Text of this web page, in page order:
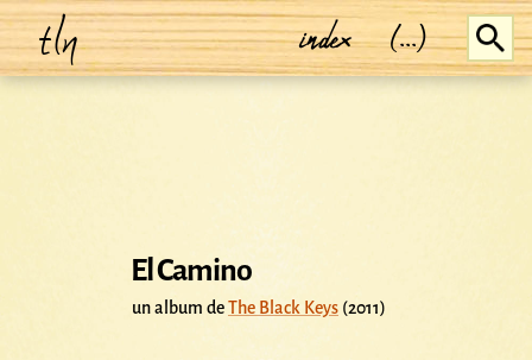
tln index (...)
El Camino
un album deThe Black Keys (2011)